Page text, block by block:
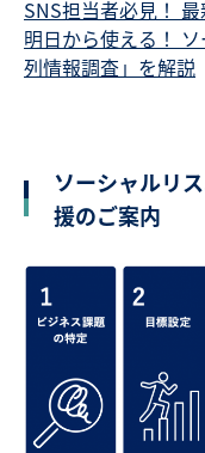
SNS担当者必見！
明日から使える！
列情報調査」を解説
ソーシャルリ
援のご案内